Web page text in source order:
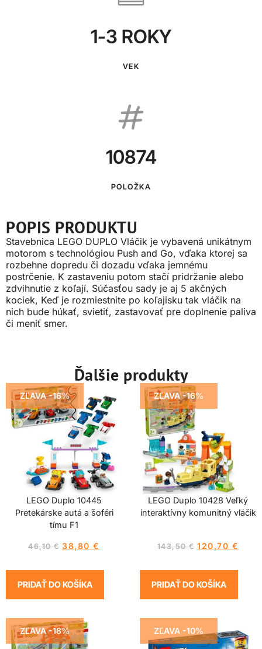
1-3 ROKY
VEK
10874
POLOŽKA
POPIS PRODUKTU
Stavebnica LEGO DUPLO Vláčik je vybavená unikátnym
motorom s technológiou Push and Go, vďaka ktorej sa
rozbehne dopredu či dozadu vďaka jemnému
postrčenie. K zastaveniu potom stačí pridržanie alebo
zdvihnutie z koľají. Súčasťou sady je aj 5 akčných
kociek, Keď je rozmiestnite po koľajisku tak vláčik na
nich bude húkať, svietiť, zastavovať pre doplnenie paliva
či meniť smer.
Ďalšie produkty
ZĽAVA -16%
LEGO Duplo 10445
Pretekárske autá a šoféri
tímu F1
46,10€ 38,80€
PRIDAŤ DO KOŠÍKA
ZĽAVA -16%
LEGO Duplo 10428 Veľký
interaktívny komunitný vláčik
143,50€ 120,70 €
PRIDAŤ DO KOŠÍKA
ZĽAVA -18% ZĽAVA -10%